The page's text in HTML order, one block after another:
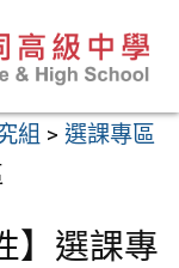
組 > 選課專區
】選課專